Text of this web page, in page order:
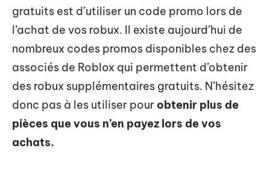
gratuits est d’utiliser un code promo lors de
l’achat de vos robux. Il existe aujourd’hui de
nombreux codes promos disponibles chez des
associés de Roblox qui permettent d’obtenir
des robux supplémentaires gratuits. N’hésitez
donc pas à les utiliser pour obtenir plus de
pièces que vous n’en payez lors de vos
achats.